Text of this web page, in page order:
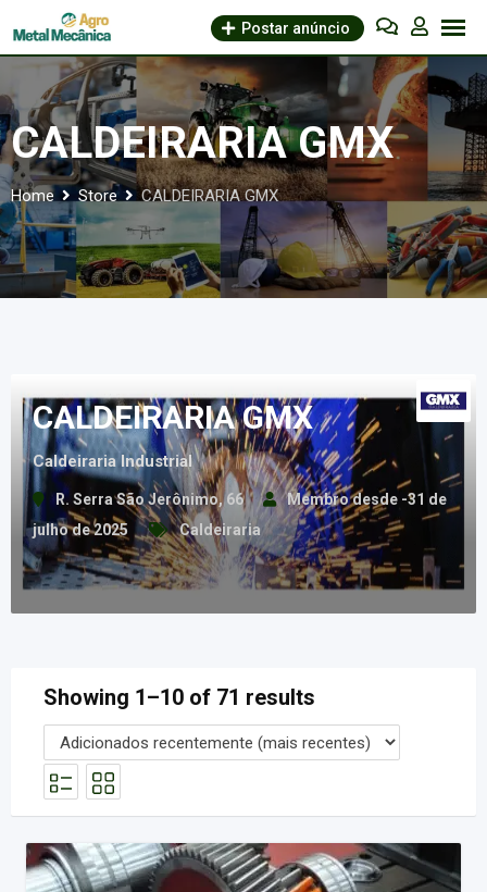
to
Postar anúncio
CALDEIRARIA GMX
Home Store CALDEIRARIA GMX
CALDEIRARIA GMX
Caldeiraria Industrial
R. Serra São Jerônimo, 66
Membro desde -31 de
julho de 2025
Caldeiraria
Showing 1–10 of 71 results